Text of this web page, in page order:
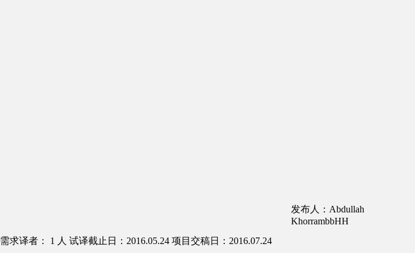
发布人：Abdullah
KhorrambbHH
需求译者： 1 人 试译截止日：2016.05.24 项目交稿日：2016.07.24